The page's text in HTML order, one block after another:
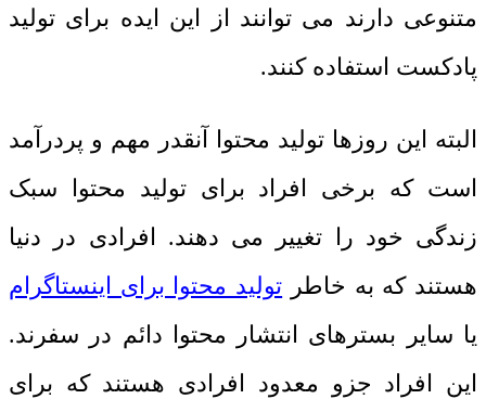
متنوعی دارند می توانند از این ایده برای تولید
پادکست استفاده کنند.
البته این روزها تولید محتوا آنقدر مهم و پردرآمد
است که برخی افراد برای تولید محتوا سبک
زندگی خود را تغییر می دهند. افرادی در دنیا
هستند که به خاطر تولید محتوا برای اینستاگرام
یا سایر بسترهای انتشار محتوا دائم در سفرند.
این افراد جزو معدود افرادی هستند که برای